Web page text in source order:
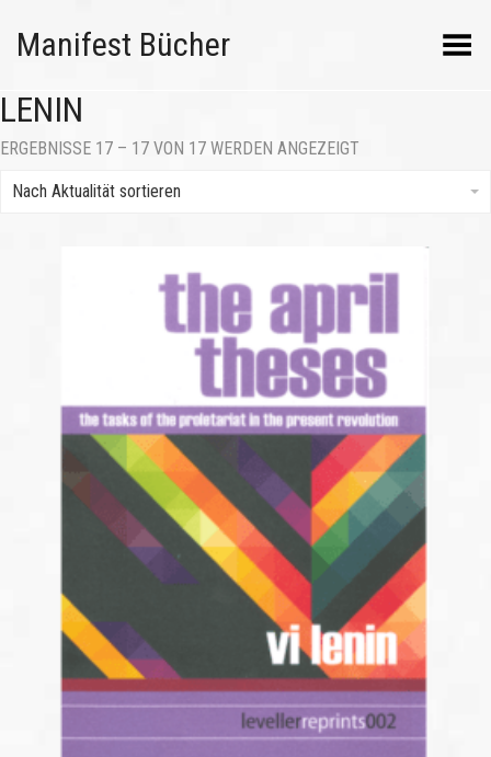
Manifest Bücher Menü umschalten
LENIN
ERGEBNISSE 17 – 17 VON 17 WERDEN ANGEZEIGT
Nach Aktualität sortieren